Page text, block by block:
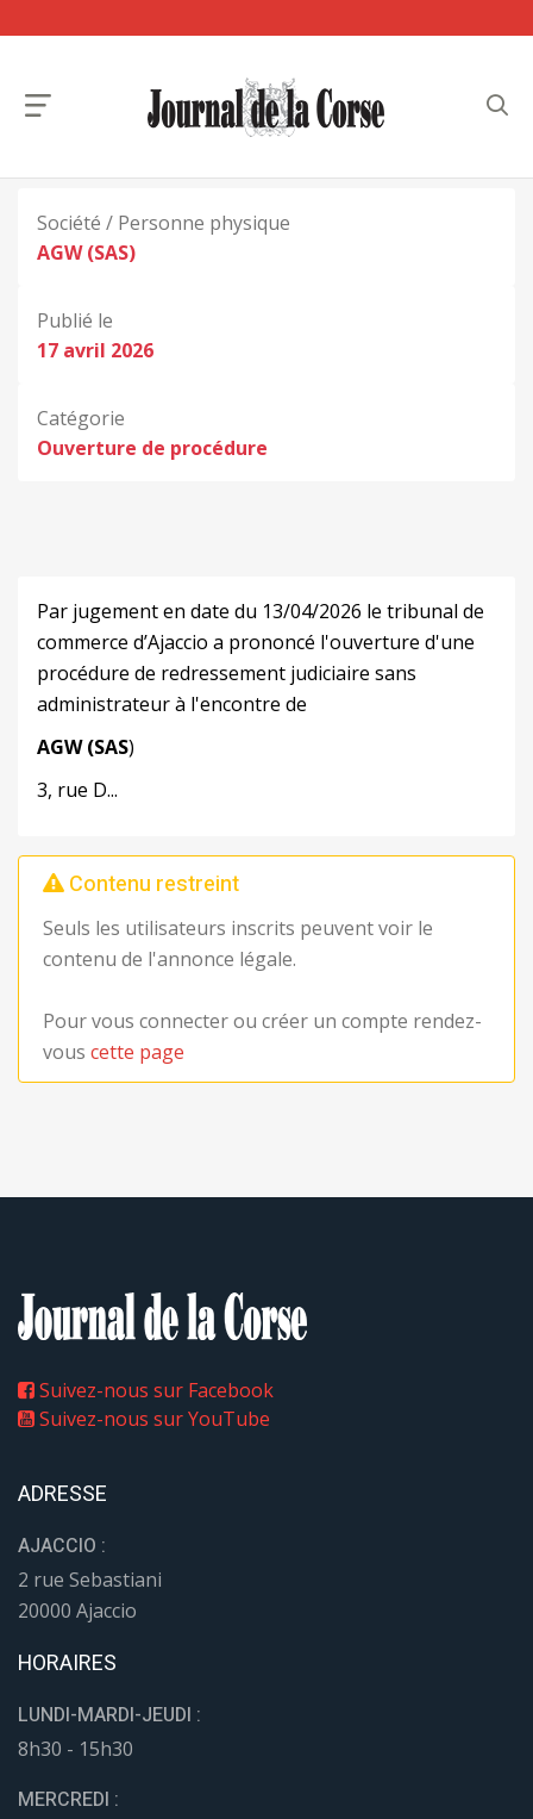
Société / Personne physique
AGW (SAS)
Publié le
17 avril 2026
Catégorie
Ouverture de procédure
Par jugement en date du 13/04/2026 le tribunal de
commerce d’Ajaccio a prononcé l'ouverture d'une
procédure de redressement judiciaire sans
administrateur à l'encontre de
AGW (SAS)
3, rue D...
Contenu restreint
Seuls les utilisateurs inscrits peuvent voir le
contenu de l'annonce légale.
Pour vous connecter ou créer un compte rendez-
vous cette page
Suivez-nous sur Facebook
Suivez-nous sur YouTube
ADRESSE
AJACCIO :
2 rue Sebastiani
20000 Ajaccio
HORAIRES
LUNDI-MARDI-JEUDI :
8h30 - 15h30
MERCREDI :